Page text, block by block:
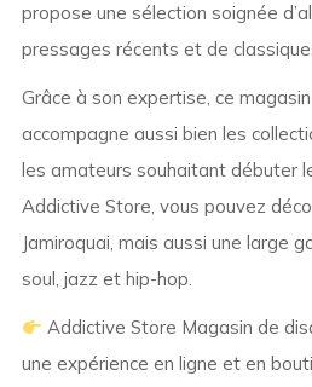
propose une sélection soignée
pressages récents et de
Grâce à son expertise, ce
accompagne aussi bien les
les amateurs souhaitant débuter
Addictive Store, vous pouvez
Jamiroquai, mais aussi une large
soul, jazz et hip-hop.
Addictive Store Magasin de
une expérience en ligne et en